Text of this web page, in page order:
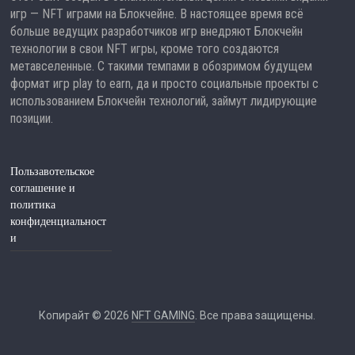
игр — NFT играми на Блокчейне. В настоящее время всё
больше ведущих разработчиков игр внедряют Блокчейн
технологии в свои NFT игры, кроме того создаются
метавселенные. С такими темпами в обозримом будущем
формат игр play to earn, да и просто социальные проекты с
использованием Блокчейн технологий, займут лидирующие
позиции.
Пользавотельское
соглашение и
политика
конфиденциальност
и
Копирайт © 2026 NFT GAMING . Все права защищены.